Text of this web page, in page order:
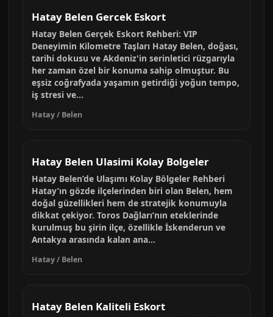
Hatay Belen Gercek Eskort
Hatay Belen Gerçek Eskort Rehberi: VIP
Deneyimin Kilometre Taşları Hatay Belen, doğası,
tarihi dokusu ve Akdeniz'in serinletici rüzgarıyla
her zaman özel bir konuma sahip olmuştur. Bu
eşsiz coğrafyada yaşamın getirdiği yoğun tempo,
iş stresi ve...
Hatay / Belen
Hatay Belen Ulasimi Kolay Bolgeler
Hatay Belen’de Ulaşımı Kolay Bölgeler Rehberi
Hatay’ın gözde ilçelerinden biri olan Belen, hem
doğal güzellikleri hem de stratejik konumuyla
dikkat çekiyor. Toros Dağları’nın eteklerinde
kurulmuş bu şirin ilçe, özellikle İskenderun ve
Antakya arasında kalan ana...
Hatay / Belen
Hatay Belen Kaliteli Eskort